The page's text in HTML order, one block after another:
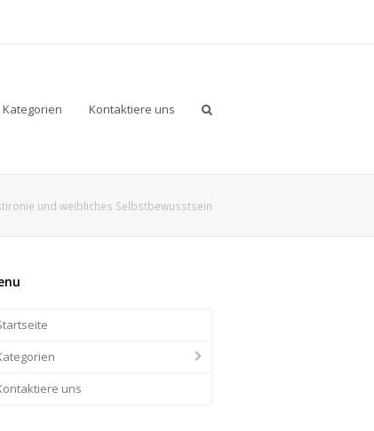
Kategorien Kontaktiere uns
und weibliches Selbstbewusstsein
uns